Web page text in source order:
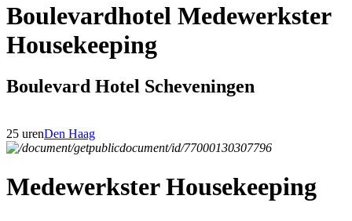
Boulevardhotel Medewerkster
Housekeeping
Boulevard Hotel Scheveningen
25 urenDen Haag
Medewerkster Housekeeping